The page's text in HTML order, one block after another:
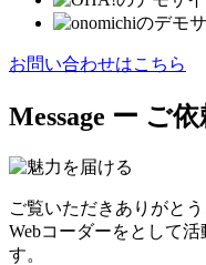
お問い合わせはこちら
Message ー ご
ご覧いただきありがとう
Webコーダーをとして
す。